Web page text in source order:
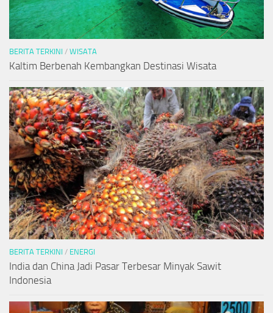
BERITA TERKINI / WISATA
Kaltim Berbenah Kembangkan Destinasi Wisata
BERITA TERKINI / ENERGI
India dan China Jadi Pasar Terbesar Minyak Sawit
Indonesia